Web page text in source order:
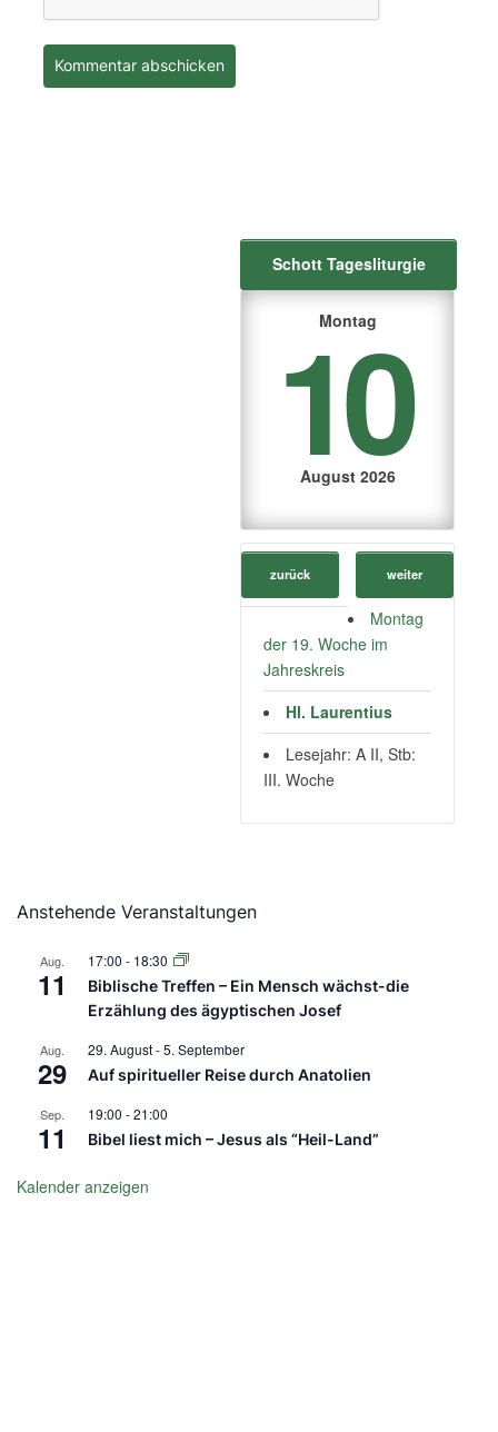
Schott Tagesliturgie
Montag
10
August 2026
zurück weiter
Montag
der 19. Woche im
Jahreskreis
Hl. Laurentius
Lesejahr: A II, Stb:
III. Woche
Anstehende Veranstaltungen
Aug.
11
17:00 - 18:30
Biblische Treffen – Ein Mensch wächst-die
Erzählung des ägyptischen Josef
Aug.
29
29. August-5. September
Auf spiritueller Reise durch Anatolien
Sep.
11
19:00 -21:00
Bibel liest mich – Jesus als “Heil-Land”
Kalender anzeigen